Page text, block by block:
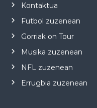
Kontaktua
Futbol zuzenean
Gorriak on Tour
Musika zuzenean
NFL zuzenean
Errugbia zuzenean